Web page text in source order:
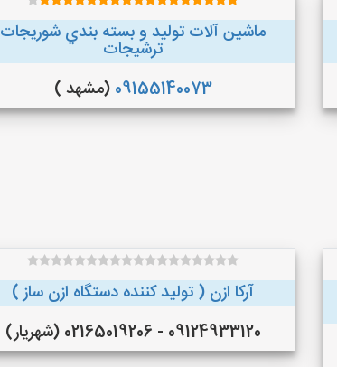
ماشین آلات توليد و بسته بندي شوريجات
ترشيجات
09155140073 (مشهد )
آرکا ازن ( تولید کننده دستگاه ازن ساز )
09124933120 - 02165019206 (شهریار)